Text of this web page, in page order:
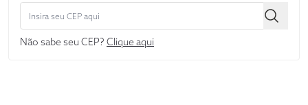
Não sabe seu CEP? Clique aqui